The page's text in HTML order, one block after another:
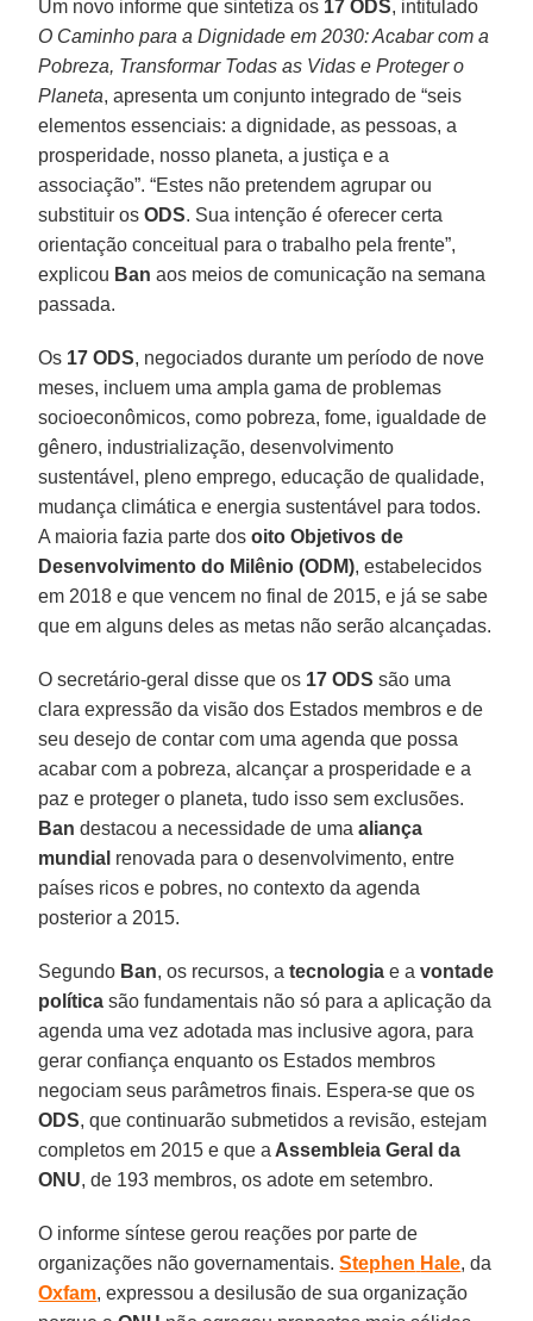
Um novo informe que sintetiza os 17 ODS, intitulado
O Caminho para a Dignidade em 2030: Acabar com a
Pobreza, Transformar Todas as Vidas e Proteger o
Planeta, apresenta um conjunto integrado de “seis
elementos essenciais: a dignidade, as pessoas, a
prosperidade, nosso planeta, a justiça e a
associação”. “Estes não pretendem agrupar ou
substituir osODS. Sua intenção é oferecer certa
orientação conceitual para o trabalho pela frente”,
explicou Ban aos meios de comunicação na semana
passada.
Os 17 ODS, negociados durante um período de nove
meses, incluem uma ampla gama de problemas
socioeconômicos, como pobreza, fome, igualdade de
gênero, industrialização, desenvolvimento
sustentável, pleno emprego, educação de qualidade,
mudança climática e energia sustentável para todos.
A maioria fazia parte dosoito Objetivos de
Desenvolvimento do Milênio (ODM), estabelecidos
em 2018 e que vencem no final de 2015, e já se sabe
que em alguns deles as metas não serão alcançadas.
O secretário-geral disse que os 17 ODS são uma
clara expressão da visão dos Estados membros e de
seu desejo de contar com uma agenda que possa
acabar com a pobreza, alcançar a prosperidade e a
paz e proteger o planeta, tudo isso sem exclusões.
Ban destacou a necessidade de umaaliança
mundial renovada para o desenvolvimento, entre
países ricos e pobres, no contexto da agenda
posterior a 2015.
Segundo Ban, os recursos, atecnologia e avontade
política são fundamentais não só para a aplicação da
agenda uma vez adotada mas inclusive agora, para
gerar confiança enquanto os Estados membros
negociam seus parâmetros finais. Espera-se que os
ODS, que continuarão submetidos a revisão, estejam
completos em 2015 e que a Assembleia Geral da
ONU, de 193 membros, os adote em setembro.
O informe síntese gerou reações por parte de
organizações não governamentais.Stephen Hale, da
Oxfam, expressou a desilusão de sua organização